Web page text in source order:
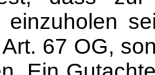
einzuholen
67 OG,